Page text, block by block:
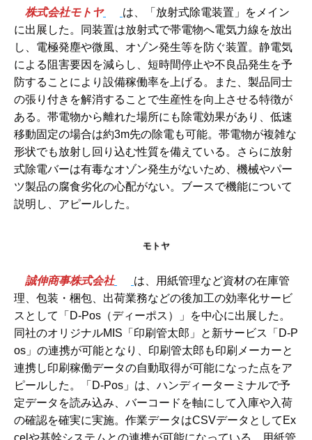
株式会社モトヤ
は、「放射式除電装置」をメイン
に出展した。同装置は放射式で帯電物へ電気力線を放出
し、電極発塵や微風、オゾン発生等を防ぐ装置。静電気
による阻害要因を減らし、短時間停止や不良品発生を予
防することにより設備稼働率を上げる。また、製品同士
の張り付きを解消することで生産性を向上させる特徴が
ある。帯電物から離れた場所にも除電効果があり、低速
移動固定の場合は約3m先の除電も可能。帯電物が複雑な
形状でも放射し回り込む性質を備えている。さらに放射
式除電バーは有毒なオゾン発生がないため、機械やパー
ツ製品の腐食劣化の心配がない。ブースで機能について
説明し、アピールした。
モトヤ
誠伸商事株式会社
は、用紙管理など資材の在庫管
理、包装・梱包、出荷業務などの後加工の効率化サービ
スとして「D-Pos（ディーポス）」を中心に出展した。
同社のオリジナルMIS「印刷管太郎」と新サービス「D-P
os」の連携が可能となり、印刷管太郎も印刷メーカーと
連携し印刷稼働データの自動取得が可能になった点をア
ピールした。「D-Pos」は、ハンディーターミナルで予
定データを読み込み、バーコードを軸にして入庫や入荷
の確認を確実に実施。作業データはCSVデータとしてEx